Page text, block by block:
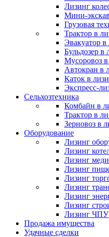
Лизинг
Мини-
Грузовая
Трактор в
Эвакуатор в
Бульдозер в
Мусоровоз
Автокран в
Каток в
Экспресс-
Сельхозтехника
Комбайн в
Трактор в
Зерновоз в
Оборудование
Лизинг
Лизинг
Лизинг
Лизинг
Лизинг
Лизинг
Лизинг
Лизинг
Лизинг ЧПУ
Продажа имущества
Удачные сделки